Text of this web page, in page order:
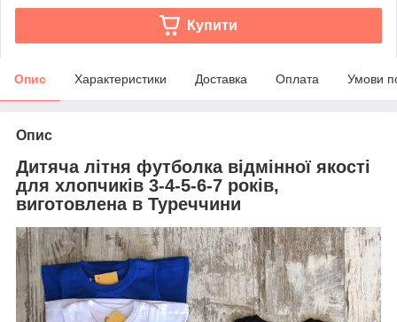
Купити
Опис Характеристики Доставка Оплата Умови
Опис
Дитяча літня футболка відмінної якості
для хлопчиків 3-4-5-6-7 років,
виготовлена в Туреччини